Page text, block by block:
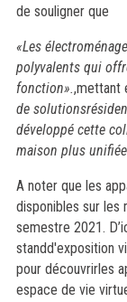
de souligner que
«Les
polyvalents qui
fonction».,mettant
de
développé cette
maison plus
A noter que les
disponibles sur les
semestre 2021.
standd'exposition
pour découvrirles
espace de vie